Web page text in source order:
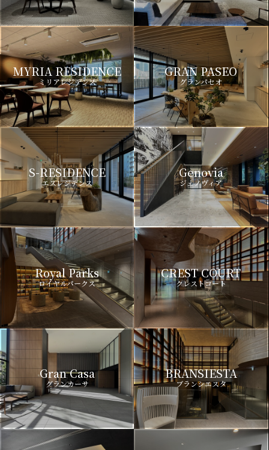
MYRIA RESIDENCE
ミリアレジデンス
GRAN PASEO
グランパセオ
S-RESIDENCE
エスレジデンス
Genovia
ジェノヴィア
Royal Parks
ロイヤルパークス
CREST COURT
クレストコート
Gran Casa
グランカーサ
BRANSIESTA
ブランシエスタ